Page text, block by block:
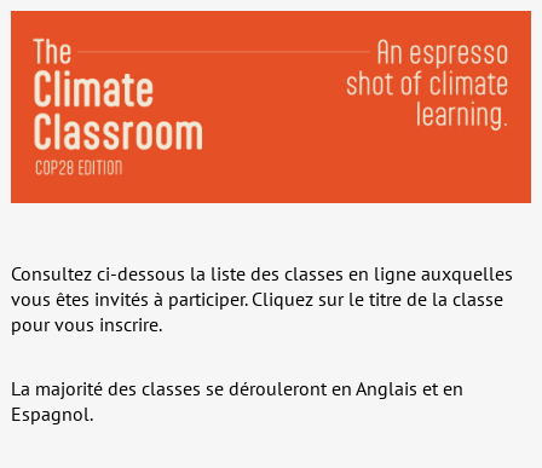
Consultez ci-dessous la liste des classes en ligne auxquelles
vous êtes invités à participer. Cliquez sur le titre de la classe
pour vous inscrire.
La majorité des classes se dérouleront en Anglais et en
Espagnol.